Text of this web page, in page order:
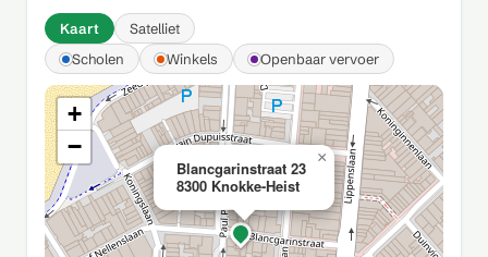
Kaart
Satelliet
Scholen
Winkels Openbaar vervoer
Blancgarinstraat 23
8300 Knokke-Heist
×
+
−